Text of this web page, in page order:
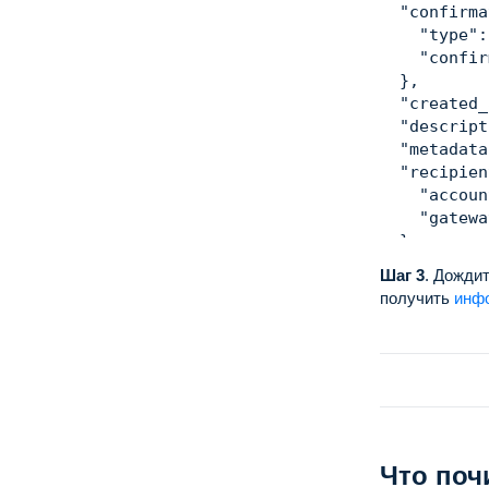
"type" :
} ,
}
"test":
}
Шаг 3.
получить
Что